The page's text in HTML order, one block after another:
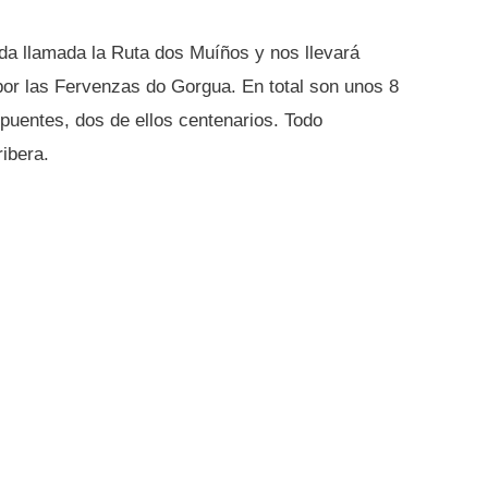
llamada la Ruta dos Muíños y nos llevará
las Fervenzas do Gorgua. En total son unos 8
dos de ellos centenarios. Todo